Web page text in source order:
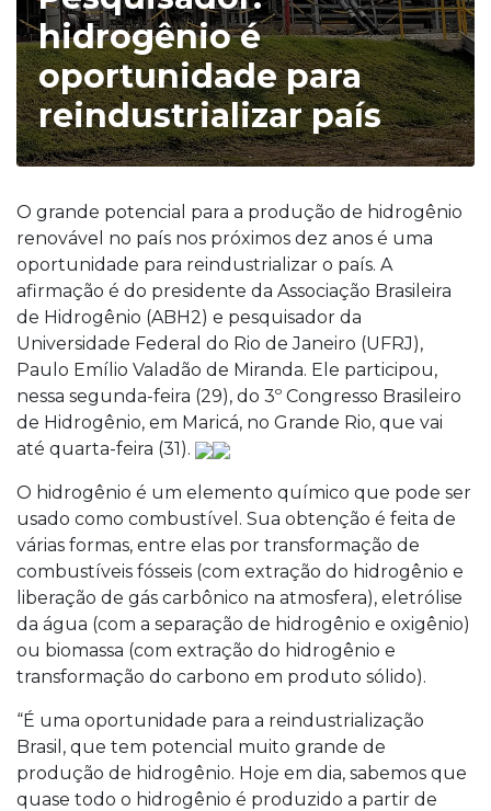
hidrogênio é
oportunidade para
reindustrializar país
O grande potencial para a produção de hidrogênio
renovável no país nos próximos dez anos é uma
oportunidade para reindustrializar o país. A
afirmação é do presidente da Associação Brasileira
de Hidrogênio (ABH2) e pesquisador da
Universidade Federal do Rio de Janeiro (UFRJ),
Paulo Emílio Valadão de Miranda. Ele participou,
nessa segunda-feira (29), do 3º Congresso Brasileiro
de Hidrogênio, em Maricá, no Grande Rio, que vai
até quarta-feira (31).
O hidrogênio é um elemento químico que pode ser
usado como combustível. Sua obtenção é feita de
várias formas, entre elas por transformação de
combustíveis fósseis (com extração do hidrogênio e
liberação de gás carbônico na atmosfera), eletrólise
da água (com a separação de hidrogênio e oxigênio)
ou biomassa (com extração do hidrogênio e
transformação do carbono em produto sólido).
“É uma oportunidade para a reindustrialização
Brasil, que tem potencial muito grande de
produção de hidrogênio. Hoje em dia, sabemos que
quase todo o hidrogênio é produzido a partir de